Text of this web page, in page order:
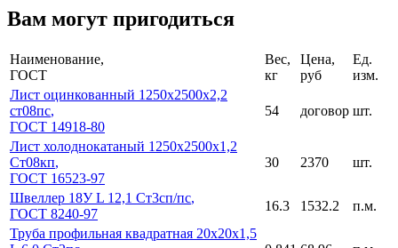
Вам могут пригодиться
Наименование,
ГОСТ
Вес,
кг
Цена,
руб
Ед.
изм.
Лист оцинкованный 1250x2500x2,2
ст08пс,
ГОСТ 14918-80
54 договор шт.
Лист холоднокатаный 1250x2500x1,2
Ст08кп,
ГОСТ 16523-97
30 2370 шт.
Швеллер 18У L 12,1 Ст3сп/пс,
ГОСТ 8240-97
16.3 1532.2
п.м.
Труба профильная квадратная 20x20x1,5